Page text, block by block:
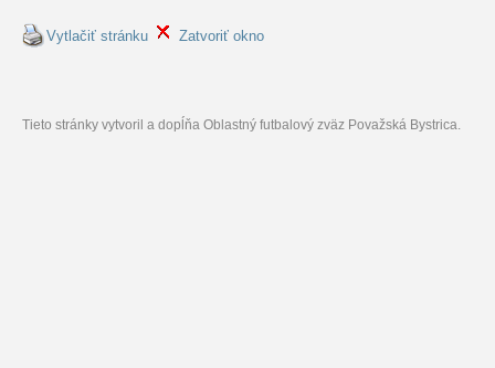
Vytlačiť stránku Zatvoriť okno
Tieto stránky vytvoril a dopĺňa Oblastný futbalový zväz Považská Bystrica.